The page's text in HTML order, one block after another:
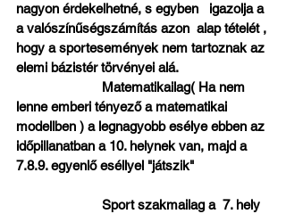
nagyon érdekelhetné, s egyben   igazolja a
a valószínűségszámítás azon  alap tételét ,
hogy a sportesemények nem tartoznak az
elemi bázistér törvényei alá.
                        Matematikailag( Ha nem
lenne emberi tényező a matematikai
modellben ) a legnagyobb esélye ebben az
időpillanatban a 10. helynek van, majd a
7.8.9. egyenlő eséllyel "játszik"
                        Sport szakmailag a  7. hely